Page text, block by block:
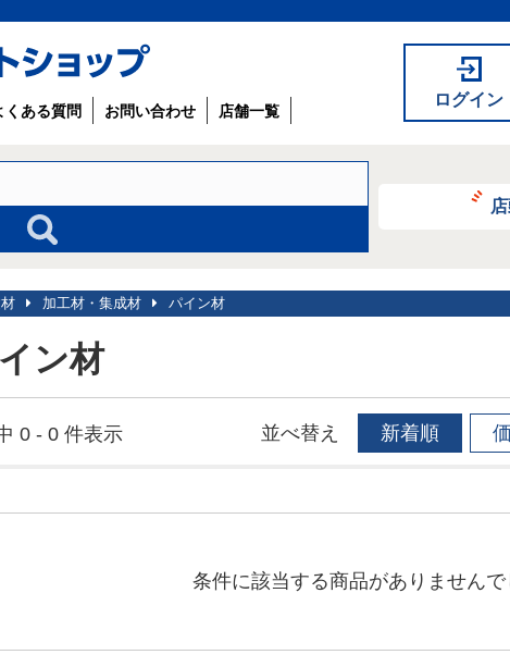
ログイン
くある質問 お問い合わせ 店舗一覧
加工材・集成材 パイン材
ン材
0 - 0 件表示 並べ替え 新着順
条件に該当する商品がありませんで